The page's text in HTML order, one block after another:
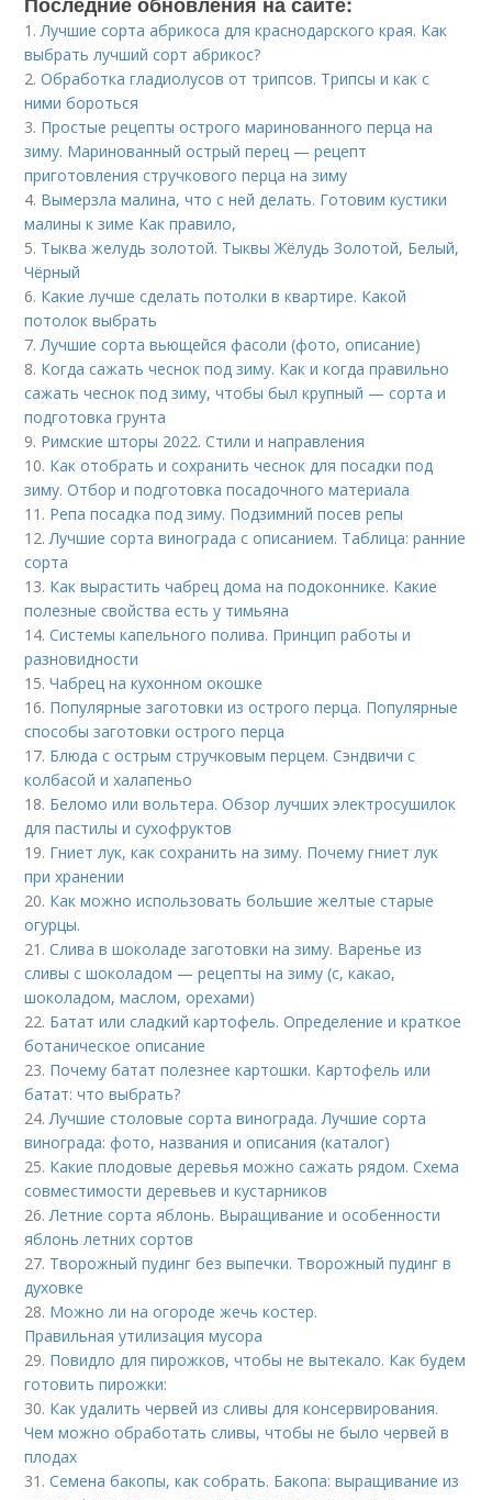
1.Лучшие сорта абрикоса для краснодарского края. Как
выбрать лучший сорт абрикос?
2.Обработка гладиолусов от трипсов. Трипсы и как с
ними бороться
3. Простые рецепты острого маринованного перца на
зиму. Маринованный острый перец — рецепт
приготовления стручкового перца на зиму
4. Вымерзла малина, что с ней делать. Готовим кустики
малины к зиме Как правило,
5. Тыква желудь золотой. Тыквы Жёлудь Золотой, Белый,
Чёрный
6. Какие лучше сделать потолки в квартире. Какой
потолок выбрать
7.Лучшие сорта вьющейся фасоли (фото, описание)
8. Когда сажать чеснок под зиму. Как и когда правильно
сажать чеснок под зиму, чтобы был крупный — сорта и
подготовка грунта
9. Римские шторы 2022. Стили и направления
10. Как отобрать и сохранить чеснок для посадки под
зиму. Отбор и подготовка посадочного материала
11. Репа посадка под зиму. Подзимний посев репы
12.Лучшие сорта винограда с описанием. Таблица: ранние
сорта
13. Как вырастить чабрец дома на подоконнике. Какие
полезные свойства есть у тимьяна
14.Системы капельного полива. Принцип работы и
разновидности
15.Чабрец на кухонном окошке
16. Популярные заготовки из острого перца. Популярные
способы заготовки острого перца
17. Блюда с острым стручковым перцем. Сэндвичи с
колбасой и халапеньо
18. Беломо или вольтера. Обзор лучших электросушилок
для пастилы и сухофруктов
19. Гниет лук, как сохранить на зиму. Почему гниет лук
при хранении
20. Как можно использовать большие желтые старые
огурцы.
21.Слива в шоколаде заготовки на зиму. Варенье из
сливы с шоколадом — рецепты на зиму (с, какао,
шоколадом, маслом, орехами)
22. Батат или сладкий картофель. Определение и краткое
ботаническое описание
23. Почему батат полезнее картошки. Картофель или
батат: что выбрать?
24.Лучшие столовые сорта винограда. Лучшие сорта
винограда: фото, названия и описания (каталог)
25. Какие плодовые деревья можно сажать рядом. Схема
совместимости деревьев и кустарников
26.Летние сорта яблонь. Выращивание и особенности
яблонь летних сортов
27. Творожный пудинг без выпечки. Творожный пудинг в
духовке
28. Можно ли на огороде жечь костер.
Правильная утилизация мусора
29. Повидло для пирожков, чтобы не вытекало. Как будем
готовить пирожки:
30. Как удалить червей из сливы для консервирования.
Чем можно обработать сливы, чтобы не было червей в
плодах
31.Семена бакопы, как собрать. Бакопа: выращивание из